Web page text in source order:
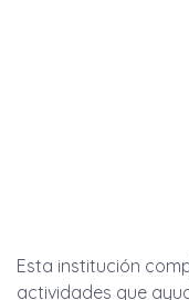
Esta institución
actividades que